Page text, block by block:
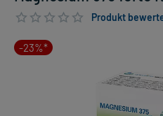
Produkt
-23%*